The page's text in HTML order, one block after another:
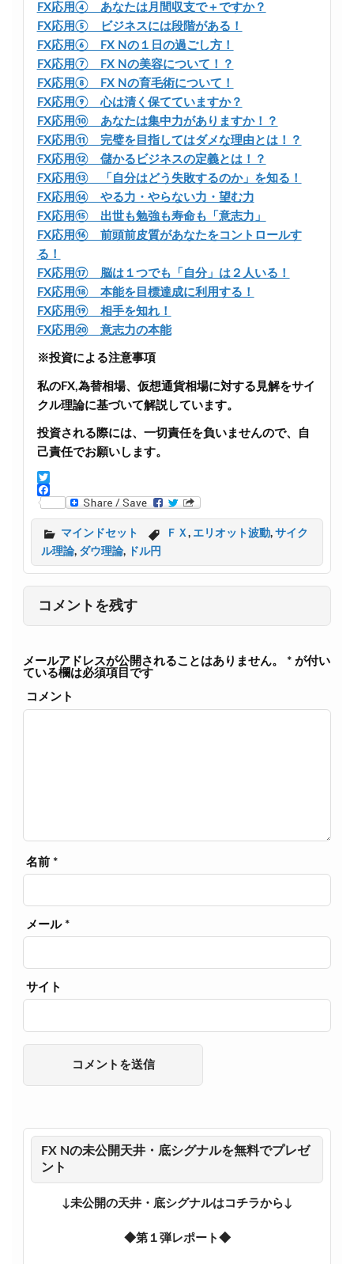
FX応用④ あなたは月間収支で＋ですか？
FX応用⑤ ビジネスには段階がある！
FX応用⑥ FX Nの１日の過ごし方！
FX応用⑦ FX Nの美容について！？
FX応用⑧ FX Nの育毛術について！
FX応用⑨ 心は清く保てていますか？
FX応用⑩ あなたは集中力がありますか！？
FX応用⑪ 完璧を目指してはダメな理由とは！？
FX応用⑫ 儲かるビジネスの定義とは！？
FX応用⑬ 「自分はどう失敗するのか」を知る！
FX応用⑭ やる力・やらない力・望む力
FX応用⑮ 出世も勉強も寿命も「意志力」
FX応用⑯ 前頭前皮質があなたをコントロールす
る！
FX応用⑰ 脳は１つでも「自分」は２人いる！
FX応用⑱ 本能を目標達成に利用する！
FX応用⑲ 相手を知れ！
FX応用⑳ 意志力の本能
※投資による注意事項
私のFX,為替相場、仮想通貨相場に対する見解をサイ
クル理論に基づいて解説しています。
投資される際には、一切責任を負いませんので、自
己責任でお願いします。
T
w
e
r
F
c
e
b
o
マインドセット ＦＸ, エリオット波動, サイク
ル理論, ダウ理論, ドル円
コメントを残す
メールアドレスが公開されることはありません。 *が付い
ている欄は必須項目です
コメント
名前 *
メール *
サイト
FX Nの未公開天井・底シグナルを無料でプレゼ
ント
↓未公開の天井・底シグナルはコチラから↓
◆第１弾レポート◆